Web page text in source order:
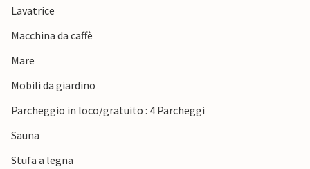
variegata costa in bicicletta. I dintorni della baia di Genner
offrono pace, una natura meravigliosa e un'ampia gamma
Lavatrice
Macchina da caffè
Mare
Mobili da giardino
Parcheggio in loco/gratuito : 4 Parcheggi
Sauna
Stufa a legna